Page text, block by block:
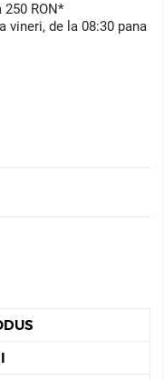
RON*
vineri, de la 08:30 pana